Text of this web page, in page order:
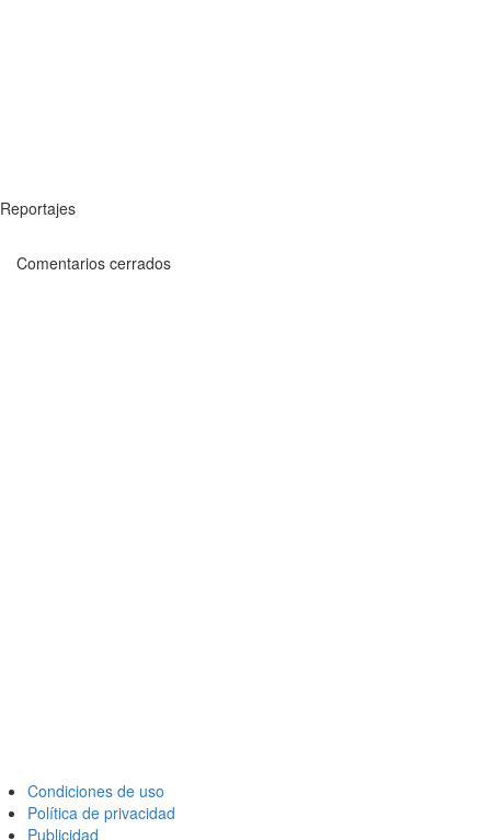
Reportajes
Comentarios cerrados
Condiciones de uso
Política de privacidad
Publicidad